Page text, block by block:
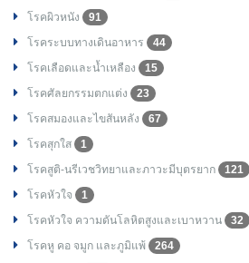
โรคผิวหนัง
91
โรคระบบทางเดินอาหาร
44
โรคเลือดและน้ำเหลือง
15
โรคศัลยกรรมตกแต่ง
23
โรคสมองและไขสันหลัง
67
โรคสุกใส
1
โรคสูติ-นรีเวชวิทยาและภาวะมีบุตรยาก
121
โรคหัวใจ
1
โรคหัวใจ ความดันโลหิตสูงและเบาหวาน
32
โรคหู คอ จมูก และภูมิแพ้
264